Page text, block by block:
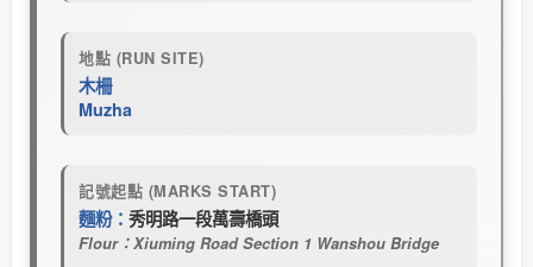
地點 (RUN SITE)
木柵
Muzha
記號起點 (MARKS START)
麵粉： 秀明路一段萬壽橋頭
Flour：Xiuming Road Section 1 Wanshou Bridge